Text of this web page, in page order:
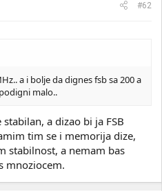
#62
a i bolje da dignes fsb sa 200 a
malo..
a dizao bi ja FSB
tim se i memorija dize,
stabilnost, a nemam bas
mnoziocem.